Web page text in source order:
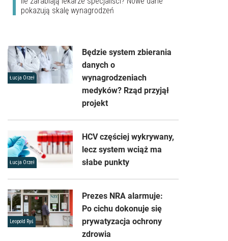
pokazują skalę wynagrodzeń
Łucja Orzeł
Będzie system zbierania
danych o
wynagrodzeniach
medyków? Rząd przyjął
projekt
Łucja Orzeł
HCV częściej wykrywany,
lecz system wciąż ma
słabe punkty
Leopold Ryś
Prezes NRA alarmuje:
Po cichu dokonuje się
prywatyzacja ochrony
zdrowia